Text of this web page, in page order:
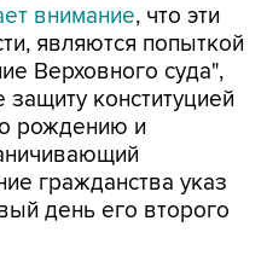
внимание, что эти
являются попыткой
Верховного суда",
конституцией
рождению и
гражданства указ
день его второго